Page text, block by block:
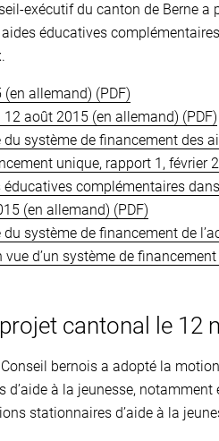
exécutif du canton de Berne
éducatives
(en allemand)
12 août 2015 (en allemand)
du système de financement des
unique, rapport 1, février
complémentaires
(en allemand)
du système de financement de
d’un système de
cantonal le 12
bernois a adopté la
à la jeunesse,
stationnaires d’aide à la